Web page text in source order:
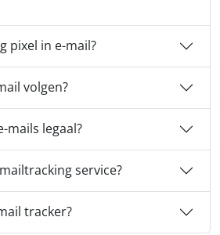
pixel in e-mail?
volgen?
mails legaal?
service?
tracker?